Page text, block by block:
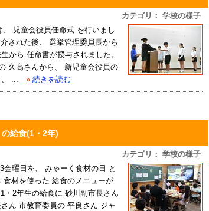
カテゴリ： 学校の様子
児童会役員任命式 を行いまし
された後、 選挙管理委員長から
から 任命書が授与されました。
久高さんから、 新児童会役員の
...
» 続きを読む
の給食(1・2年)
カテゴリ： 学校の様子
金曜日を、 みゃーく食材の日 と
食材を使った 給食のメニューが
2年生の給食に 砂川副市長さん
ん 市教育委員の 平良さん ジャ